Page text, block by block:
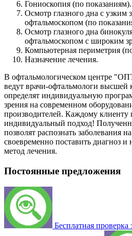
Гониоскопия (по показаниям).
Осмотр глазного дна с узким
офтальмоскопом (по
Осмотр глазного дна
офтальмоскопом с широким
Компьютерная периметрия
Назначение лечения.
В офтальмологическом центре
ведут врачи-офтальмологи высшей
определят индивидуальную
зрения на современном
производителей. Каждому клиенту
индивидуальный подход!
позволят распознать заболевания
своевременно поставить диагноз
метод лечения.
Постоянные предложения
Бесплатная проверка